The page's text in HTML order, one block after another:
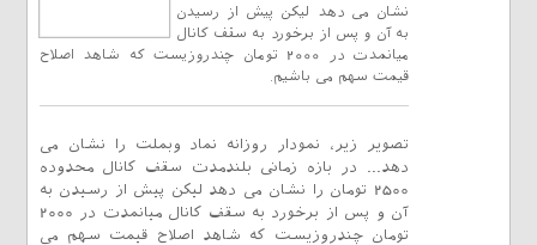
نشان می دهد لیکن پیش از رسیدن
به آن و پس از برخورد به سقف کانال
میانمدت در 2000 تومان چندروزیست که شاهد اصلاح
قیمت سهم می باشیم.
تصویر زیر، نمودار روزانه نماد وبملت را نشان می
دهد... در بازه زمانی بلندمدت سقف کانال محدوده
2500 تومان را نشان می دهد لیکن پیش از رسیدن به
آن و پس از برخورد به سقف کانال میانمدت در 2000
تومان چندروزیست که شاهد اصلاح قیمت سهم می